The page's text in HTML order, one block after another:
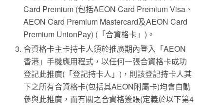
Card Premium (包括AEON Card Premium Visa、
AEON Card Premium Mastercard及AEON Card
Premium UnionPay) (「合資格卡」)。
合資格卡主卡持卡人須於推廣期內登入「AEON
香港」手機應用程式，以任何一張合資格卡成功
登記此推廣(「登記持卡人」)，則該登記持卡人其
下之所有合資格卡(包括其AEON附屬卡)均會自動
參與此推廣，而有關之合資格簽賬(定義於以下第4